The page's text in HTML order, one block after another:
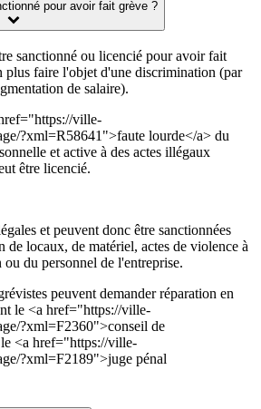
pour avoir fait grève ?
sanctionné ou licencié pour avoir fait
plus faire l'objet d'une discrimination (par
de salaire).
ville-
?xml=R58641">faute lourde</a> du
et active à des actes illégaux
être licencié.
et peuvent donc être sanctionnées
de locaux, de matériel, actes de violence à
du personnel de l'entreprise.
peuvent demander réparation en
le <a href="https://ville-
?xml=F2360">conseil de
<a href="https://ville-
?xml=F2189">juge pénal